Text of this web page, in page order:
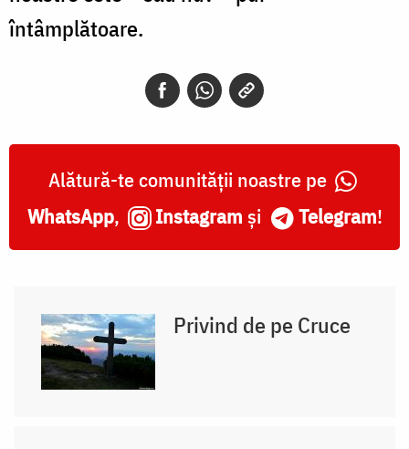
întâmplătoare.
Alătură-te comunității noastre pe
WhatsApp, Instagram și Telegram!
Privind de pe Cruce